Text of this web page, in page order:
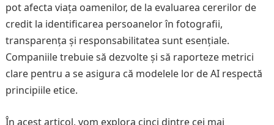
pot afecta viața oamenilor, de la evaluarea cererilor de
credit la identificarea persoanelor în fotografii,
transparența și responsabilitatea sunt esențiale.
Companiile trebuie să dezvolte și să raporteze metrici
clare pentru a se asigura că modelele lor de AI respectă
principiile etice.
În acest articol, vom explora cinci dintre cei mai